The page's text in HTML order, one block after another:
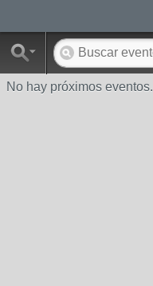
No hay próximos eventos.